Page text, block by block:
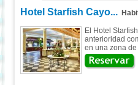
Hotel Starfish Cayo...
El Hotel
anterioridad
en una zona